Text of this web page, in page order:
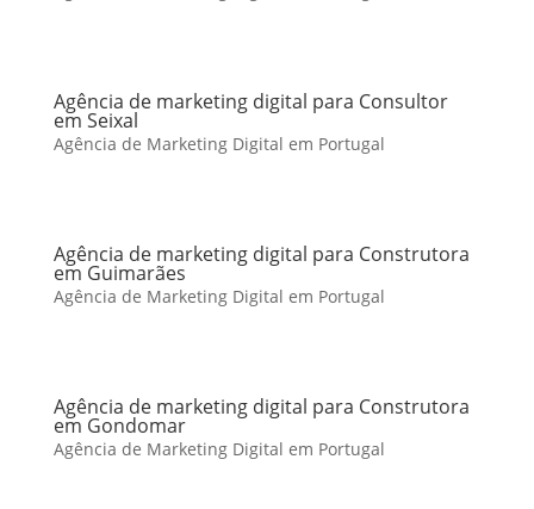
Agência de marketing digital para Consultor
em Seixal
Agência de Marketing Digital em Portugal
Agência de marketing digital para Construtora
em Guimarães
Agência de Marketing Digital em Portugal
Agência de marketing digital para Construtora
em Gondomar
Agência de Marketing Digital em Portugal